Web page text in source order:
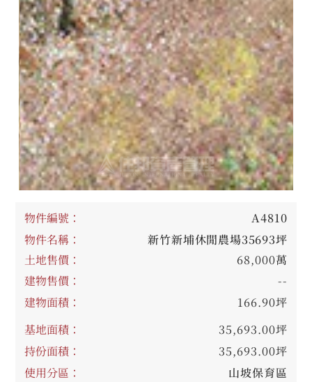
物件編號：
A4810
物件名稱：
新竹新埔休閒農場35693坪
土地售價：
68,000萬
建物售價：
--
建物面積：
166.90坪
基地面積：
35,693.00坪
持份面積：
35,693.00坪
使用分區：
山坡保育區